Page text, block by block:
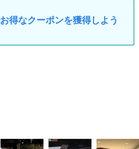
得なクーポンを獲得しよう